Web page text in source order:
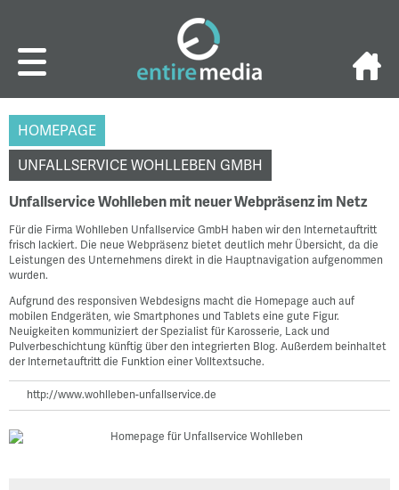
HOMEPAGE
UNFALLSERVICE WOHLLEBEN GMBH
Unfallservice Wohlleben mit neuer Webpräsenz im Netz
Für die Firma Wohlleben Unfallservice GmbH haben wir den Internetauftritt
frisch lackiert. Die neue Webpräsenz bietet deutlich mehr Übersicht, da die
Leistungen des Unternehmens direkt in die Hauptnavigation aufgenommen
wurden.
Aufgrund des responsiven Webdesigns macht die Homepage auch auf
mobilen Endgeräten, wie Smartphones und Tablets eine gute Figur.
Neuigkeiten kommuniziert der Spezialist für Karosserie, Lack und
Pulverbeschichtung künftig über den integrierten Blog. Außerdem beinhaltet
der Internetauftritt die Funktion einer Volltextsuche.
http://www.wohlleben-unfallservice.de